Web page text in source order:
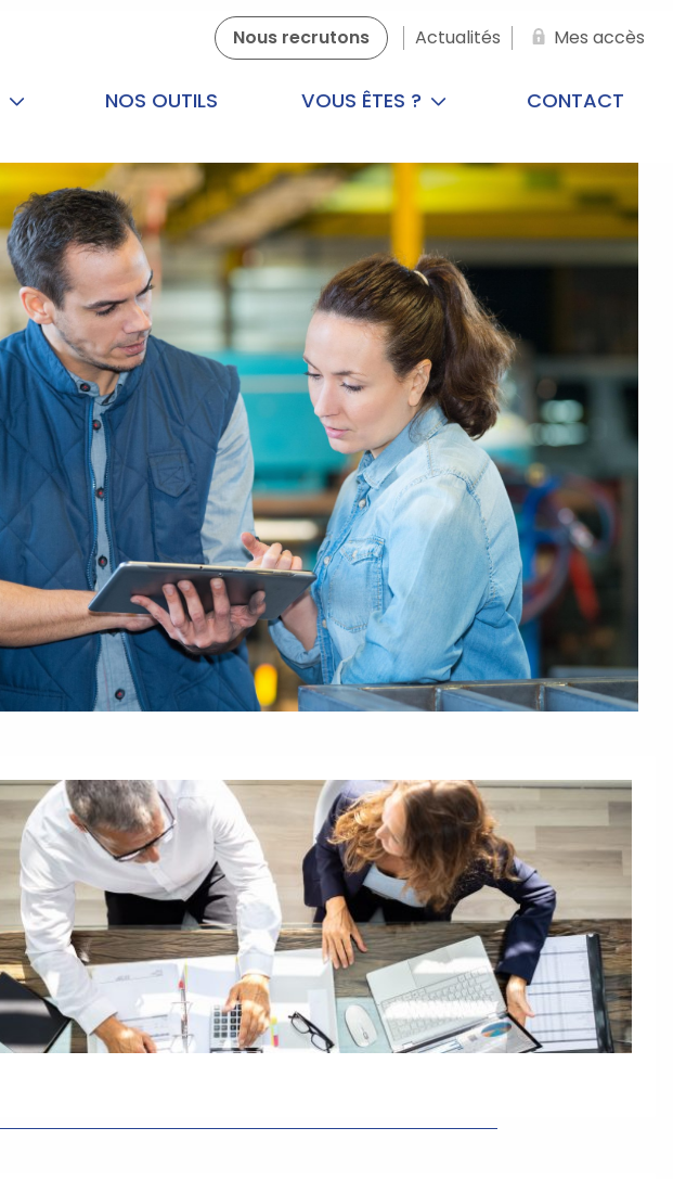
Nous recrutons Actualités Mes accès
NOS OUTILS VOUS ÊTES ? CONTACT